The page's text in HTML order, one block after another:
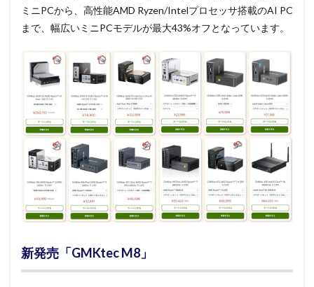
ミニPCから、高性能AMD Ryzen/Intelプロセッサ搭載のAI PC
まで、幅広いミニPCモデルが最大43%オフとなっています。
新発売「GMKtec M8」